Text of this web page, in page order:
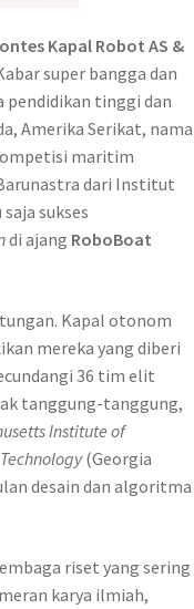
Kapal Robot AS &
super bangga dan
pendidikan tinggi dan
Amerika Serikat, nama
maritim
dari Institut
sukses
di ajang RoboBoat
Kapal otonom
mereka yang diberi
36 tim elit
tanggung-tanggung,
Institute of
(Georgia
desain dan algoritma
riset yang sering
karya ilmiah,